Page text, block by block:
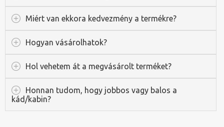
Miért van ekkora kedvezmény a termékre?
Hogyan vásárolhatok?
Hol vehetem át a megvásárolt terméket?
Honnan tudom, hogy jobbos vagy balos a
kád/kabin?